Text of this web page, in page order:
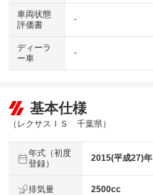
車両状態
評価書
-
ディーラ
ー車
-
基本仕様
（レクサスＩＳ 千葉県）
年式（初度
登録）
2015(平成27)年
排気量 2500cc